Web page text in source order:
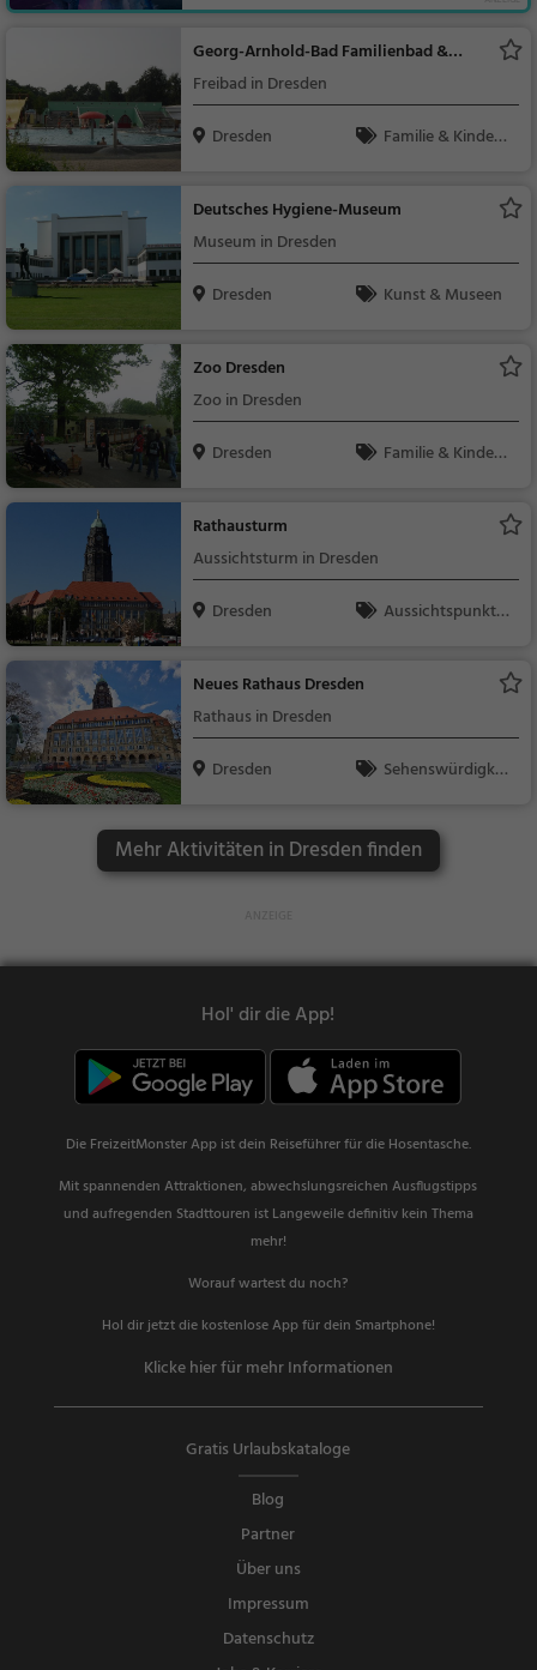
uer, Familie & Kinder
Georg-Arnhold-Bad Familienbad &
Saunalandschaft
Freibad in Dresden
Dresden
Familie & Kinder,
Deutsches Hygiene-Museum
Museum in Dresden
Dresden
Kunst & Museen
Zoo Dresden
Zoo in Dresden
Dresden
Familie & Kinder,
Rathausturm
Aussichtsturm in Dresden
Dresden
Aussichtspunkt, F
Neues Rathaus Dresden
Rathaus in Dresden
Dresden
Sehenswürdigkei
Mehr Aktivitäten in Dresden finden
Hol' dir die App!
Die FreizeitMonster App ist dein Reiseführer für die Hosentasche.
Mit spannenden Attraktionen, abwechslungsreichen Ausflugstipps
und aufregenden Stadttouren ist Langeweile definitiv kein Thema
mehr!
Worauf wartest du noch?
Hol dir jetzt die kostenlose App für dein Smartphone!
Klicke hier für mehr Informationen
Gratis Urlaubskataloge
Blog
Partner
Über uns
Impressum
Datenschutz